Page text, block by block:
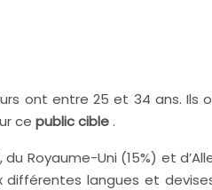
ont entre 25 et 34 ans. Ils
ce public cible.
Royaume-Uni (15%) et
langues et